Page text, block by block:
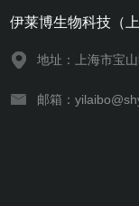
伊莱博生物科技（
地址：上海市宝
邮箱：